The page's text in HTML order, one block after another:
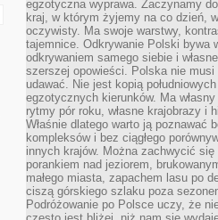
egzotyczna wyprawa. Zaczynamy
kraj, w którym żyjemy na co dzień,
oczywisty. Ma swoje warstwy,
tajemnice. Odkrywanie Polski bywa
odkrywaniem samego siebie i
szerszej opowieści. Polska nie musi
udawać. Nie jest kopią
egzotycznych kierunków. Ma własny
rytmy pór roku, własne krajobrazy i
Właśnie dlatego warto ją poznawać
kompleksów i bez ciągłego
innych krajów. Można zachwycić się
porankiem nad jeziorem,
małego miasta, zapachem lasu po
ciszą górskiego szlaku poza
Podróżowanie po Polsce uczy, że